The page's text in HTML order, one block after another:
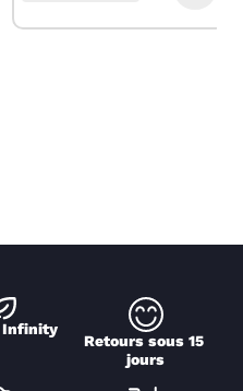
Infinity
Retours sous 15
jours